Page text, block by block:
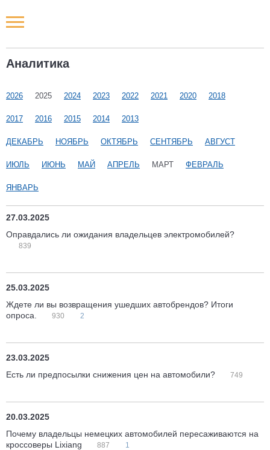
Аналитика
2026 2025 2024 2023 2022 2021 2020 2018
2017 2016 2015 2014 2013
ДЕКАБРЬ НОЯБРЬ ОКТЯБРЬ СЕНТЯБРЬ АВГУСТ
ИЮЛЬ ИЮНЬ МАЙ АПРЕЛЬ МАРТ ФЕВРАЛЬ
ЯНВАРЬ
27.03.2025
Оправдались ли ожидания владельцев электромобилей?
839
25.03.2025
Ждете ли вы возвращения ушедших автобрендов? Итоги
опроса.
930 2
23.03.2025
Есть ли предпосылки снижения цен на автомобили?
749
20.03.2025
Почему владельцы немецких автомобилей пересаживаются на
кроссоверы Lixiang
887 1
Новости РФ
Наши мероприятия
Статьи